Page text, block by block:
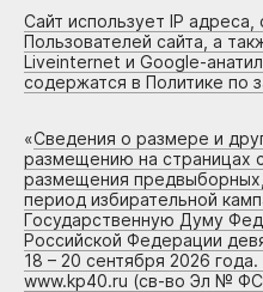
Сайт использует IP
Пользователей сайта, а
Liveinternet и Google-
содержатся в Политике по
«Сведения о размере и
размещению на страницах
размещения
период избирательной
Государственную Думу
Российской Федерации
18 – 20 сентября 2026
www.kp40.ru (св-во Эл №